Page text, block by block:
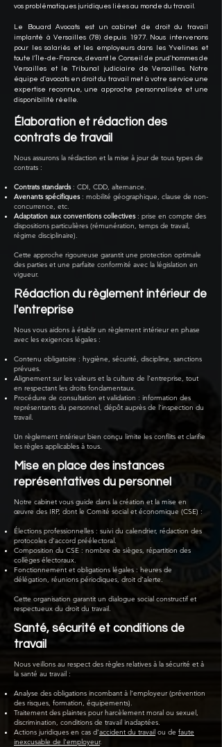
vos problématiques juridiques liées au monde du travail.
Le Bouard Avocats est un cabinet de droit du travail
implanté à Versailles (78) depuis 1977. Nous intervenons
pour les salariés et les employeurs dans les Yvelines et
toute l'Île-de-France, devant le Conseil de prud'hommes de
Versailles et le Tribunal judiciaire de Versailles. Notre
équipe d'avocats en droit du travail met à votre service une
expertise reconnue, une approche personnalisée et une
disponibilité réelle.
Élaboration et rédaction des
contrats de travail
Nous assurons la rédaction et la mise à jour de tous types de
contrats :
Contrats standards: CDI, CDD, alternance.
Avenants spécifiques: mobilité géographique, clause de non-
concurrence, etc.
Adaptation aux conventions collectives: prise en compte des
dispositions particulières (rémunération, temps de travail,
régime disciplinaire).
Cette approche rigoureuse garantit une protection optimale
des parties et une parfaite conformité avec la législation en
vigueur.
Rédaction du règlement intérieur de
l'entreprise
Nous vous aidons à établir un règlement intérieur en phase
avec les exigences légales :
Contenu obligatoire : hygiène, sécurité, discipline, sanctions
prévues.
Alignement sur les valeurs et la culture de l’entreprise, tout
en respectant les droits fondamentaux.
Procédure de consultation et validation : information des
représentants du personnel, dépôt auprès de l’inspection du
travail.
Un règlement intérieur bien conçu limite les conflits et clarifie
les règles applicables à tous.
Mise en place des instances
représentatives du personnel
Notre cabinet vous guide dans la création et la mise en
œuvre des IRP, dont le Comité social et économique (CSE) :
Élections professionnelles : suivi du calendrier, rédaction des
protocoles d’accord préélectoral.
Composition du CSE : nombre de sièges, répartition des
collèges électoraux.
Fonctionnement et obligations légales : heures de
délégation, réunions périodiques, droit d’alerte.
Cette organisation garantit un dialogue social constructif et
respectueux du droit du travail.
Santé, sécurité et conditions de
travail
Nous veillons au respect des règles relatives à la sécurité et à
la santé au travail :
Analyse des obligations incombant à l’employeur (prévention
des risques, formation, équipements).
Traitement des plaintes pour harcèlement moral ou sexuel,
discrimination, conditions de travail inadaptées.
Actions juridiques en cas d’accident du travail ou de faute
inexcusable de l'employeur.